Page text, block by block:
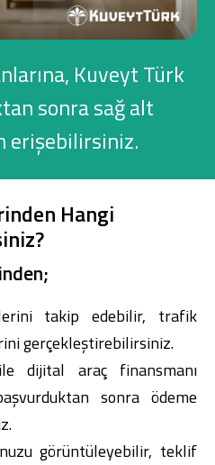
Kuveyt Türk
sonra sağ alt
erişebilirsiniz.
Hangi
takip edebilir, trafik
gerçekleştirebilirsiniz.
dijital araç finansmanı
sonra ödeme
görüntüleyebilir, teklif